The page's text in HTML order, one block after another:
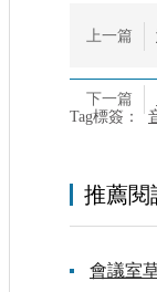
上一篇
下一篇
Tag標簽：
推薦閱
會議室